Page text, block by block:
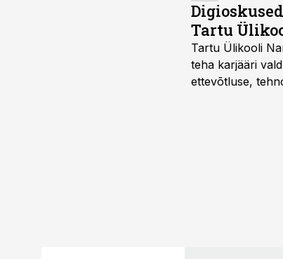
Tartu
Tartu Ülikooli
teha karjääri
ettevõtluse,